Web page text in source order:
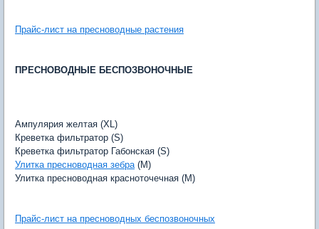
Прайс-лист на пресноводные растения
ПРЕСНОВОДНЫЕ БЕСПОЗВОНОЧНЫЕ
Ампулярия желтая (XL)
Креветка фильтратор (S)
Креветка фильтратор Габонская (S)
Улитка пресноводная зебра(M)
Улитка пресноводная красноточечная (M)
Прайс-лист на пресноводных беспозвоночных